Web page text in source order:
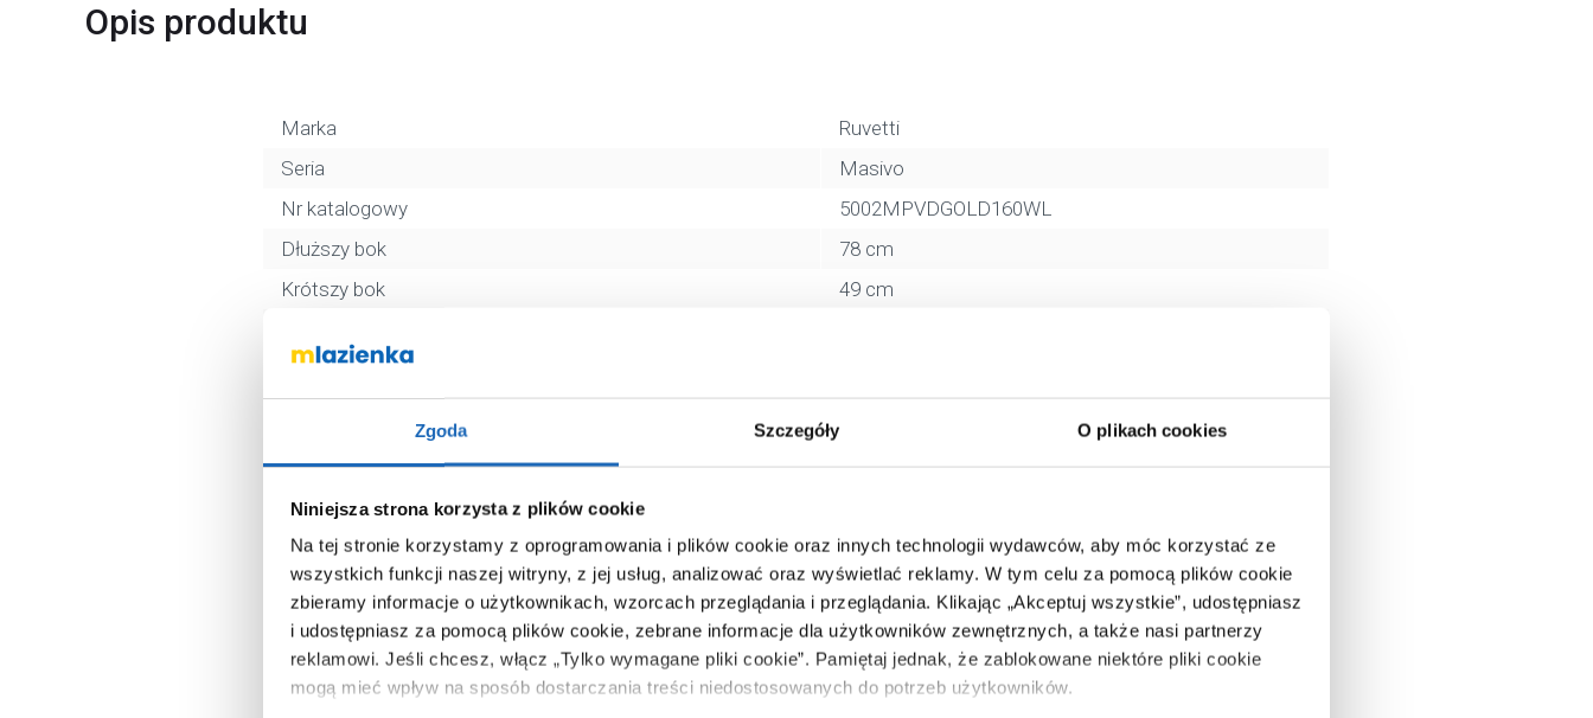
Zgoda Szczegóły O plikach cookies
Niniejsza strona korzysta z plików cookie
Na tej stronie korzystamy z oprogramowania i plików cookie oraz innych technologii wydawców, aby móc korzystać ze
wszystkich funkcji naszej witryny, z jej usług, analizować oraz wyświetlać reklamy. W tym celu za pomocą plików cookie
zbieramy informacje o użytkownikach, wzorcach przeglądania i przeglądania. Klikając „Akceptuj wszystkie”, udostępniasz
i udostępniasz za pomocą plików cookie, zebrane informacje dla użytkowników zewnętrznych, a także nasi partnerzy
reklamowi. Jeśli chcesz, włącz „Tylko wymagane pliki cookie”. Pamiętaj jednak, że zablokowane niektóre pliki cookie
mogą mieć wpływ na sposób dostarczania treści niedostosowanych do potrzeb użytkowników.
Opis produktu
Marka
Ruvetti
Seria
Masivo
Nr katalogowy
5002MPVDGOLD160WL
Dłuższy bok
78 cm
Krótszy bok
49 cm
Wykończenie
Kolor
złoty
Kod EAN
5906702211148
Wymiary z opakowaniem
54 x 27 x 82 cm
Waga z opakowaniem
12,00 kg